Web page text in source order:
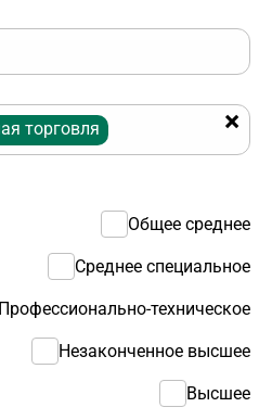
×
торговля
Общее среднее
Среднее специальное
Профессионально-техническое
Незаконченное высшее
Высшее